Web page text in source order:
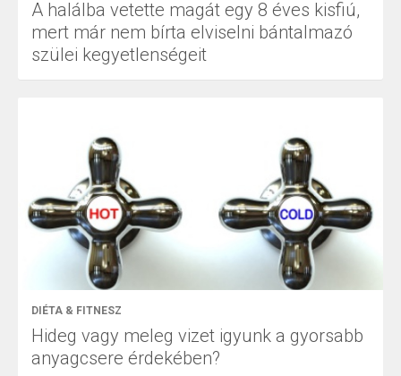
A halálba vetette magát egy 8 éves kisfiú,
mert már nem bírta elviselni bántalmazó
szülei kegyetlenségeit
DIÉTA & FITNESZ
Hideg vagy meleg vizet igyunk a gyorsabb
anyagcsere érdekében?